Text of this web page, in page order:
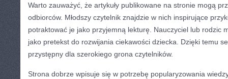
Warto zauważyć, że artykuły publikowane na stronie mogą
odbiorców. Młodszy czytelnik znajdzie w nich inspirujące
potraktować je jako przyjemną lekturę. Nauczyciel lub rodzic
jako pretekst do rozwijania ciekawości dziecka. Dzięki temu
przystępny dla szerokiego grona czytelników.
Strona dobrze wpisuje się w potrzebę popularyzowania